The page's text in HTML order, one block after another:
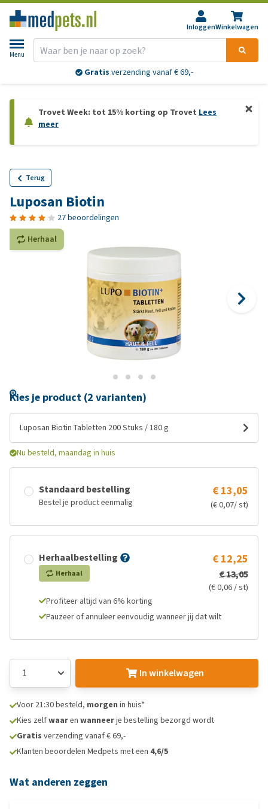
InloggenWinkelwagen
Menu
Gratis verzending vanaf € 69,-
Trovet Week: tot 15% korting op Trovet Lees
meer
Terug
Luposan Biotin
27 beoordelingen
Herhaal
Kies je product (2 varianten)
Luposan Biotin Tabletten 200 Stuks / 180 g
Nu besteld, maandag in huis
Standaard bestelling
Bestel je product eenmalig
€ 13,05
(€ 0,07/ st)
Herhaalbestelling
Herhaal
€ 12,25
€ 13,05
(€ 0,06 / st)
Profiteer altijd van 6% korting
Pauzeer of annuleer eenvoudig wanneer jij dat wilt
In winkelwagen
Voor 21:30 besteld, morgen in huis*
Kies zelfwaaren wanneerje bestelling bezorgd wordt
Gratis verzending vanaf € 69,-
Klanten beoordelen Medpets met een 4,6/5
Wat anderen zeggen